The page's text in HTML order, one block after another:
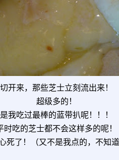
切开来，那些芝士立刻流出来！
超级多的！
是我吃过最棒的蓝带扒呢！！！
时吃的芝士都不会这样多的呢！
死了！（又不是我点的，不知